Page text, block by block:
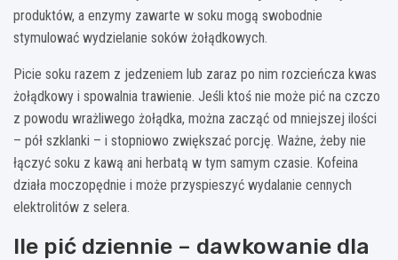
produktów, a enzymy zawarte w soku mogą swobodnie
stymulować wydzielanie soków żołądkowych.
Picie soku razem z jedzeniem lub zaraz po nim rozcieńcza kwas
żołądkowy i spowalnia trawienie. Jeśli ktoś nie może pić na czczo
z powodu wrażliwego żołądka, można zacząć od mniejszej ilości
– pół szklanki – i stopniowo zwiększać porcję. Ważne, żeby nie
łączyć soku z kawą ani herbatą w tym samym czasie. Kofeina
działa moczopędnie i może przyspieszyć wydalanie cennych
elektrolitów z selera.
Ile pić dziennie – dawkowanie dla